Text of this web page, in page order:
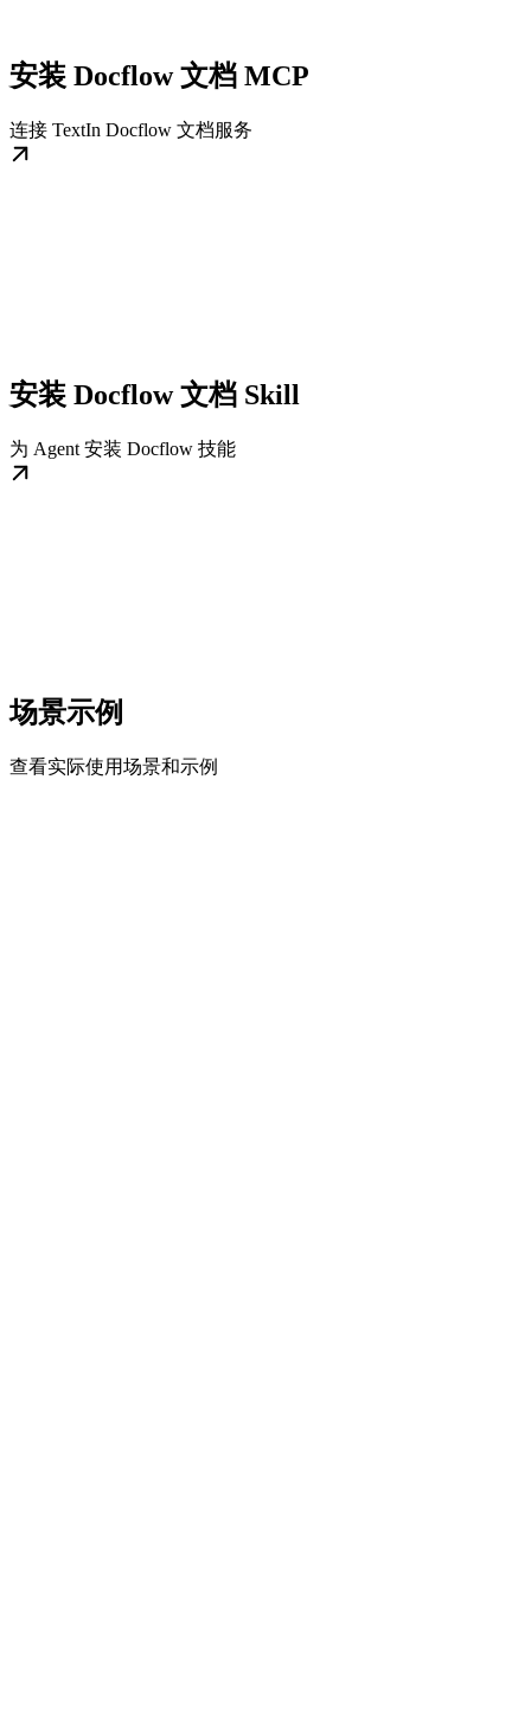
安装 Docflow 文档 MCP
连接 TextIn Docflow 文档服务
安装 Docflow 文档 Skill
为 Agent 安装 Docflow 技能
场景示例
查看实际使用场景和示例